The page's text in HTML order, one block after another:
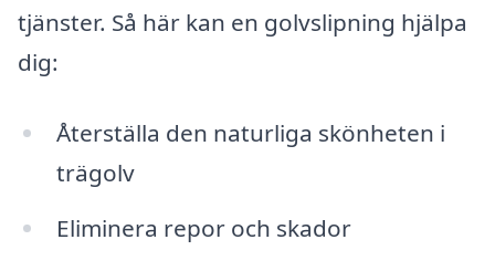
tjänster. Så här kan en golvslipning hjälpa
dig:
Återställa den naturliga skönheten i
trägolv
Eliminera repor och skador